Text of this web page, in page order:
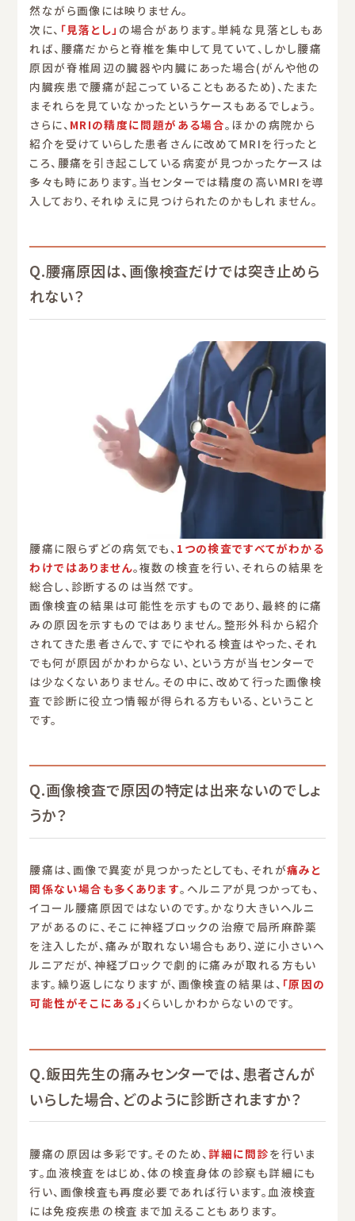
然ながら画像には映りません。
次に、 「見落とし」 の場合があります。単純な見落としもあ
れば、腰痛だからと脊椎を集中して見ていて、しかし腰痛
原因が脊椎周辺の臓器や内臓にあった場合(がんや他の
内臓疾患で腰痛が起こっていることもあるため)、たまた
まそれらを見ていなかったというケースもあるでしょう。
さらに、 MRIの精度に問題がある場合。ほかの病院から
紹介を受けていらした患者さんに改めてMRIを行ったと
ころ、腰痛を引き起こしている病変が見つかったケースは
多々も時にあります。当センターでは精度の高いMRIを導
入しており、それゆえに見つけられたのかもしれません。
Q.腰痛原因は、画像検査だけでは突き止めら
れない？
腰痛に限らずどの病気でも、 1つの検査ですべてがわかる
わけではありません。複数の検査を行い、それらの結果を
総合し、診断するのは当然です。
画像検査の結果は可能性を示すものであり、最終的に痛
みの原因を示すものではありません。整形外科から紹介
されてきた患者さんで、すでにやれる検査はやった、それ
でも何が原因がかわからない、という方が当センターで
は少なくないありません。その中に、改めて行った画像検
査で診断に役立つ情報が得られる方もいる、ということ
です。
Q.画像検査で原因の特定は出来ないのでしょ
うか？
腰痛は、画像で異変が見つかったとしても、それが痛みと
関係ない場合も多くあります。ヘルニアが見つかっても、
イコール腰痛原因ではないのです。かなり大きいヘルニ
アがあるのに、そこに神経ブロックの治療で局所麻酔薬
を注入したが、痛みが取れない場合もあり、逆に小さいヘ
ルニアだが、神経ブロックで劇的に痛みが取れる方もい
ます。繰り返しになりますが、画像検査の結果は、 「原因の
可能性がそこにある」くらいしかわからないのです。
Q.飯田先生の痛みセンターでは、患者さんが
いらした場合、どのように診断されますか？
腰痛の原因は多彩です。そのため、詳細に問診を行いま
す。血液検査をはじめ、体の検査身体の診察も詳細にも
行い、画像検査も再度必要であれば行います。血液検査
には免疫疾患の検査まで加えることもあります。